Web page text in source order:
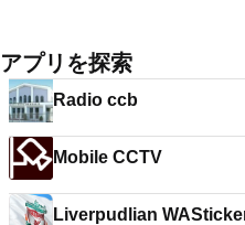
アプリを探索
Radio ccb
Mobile CCTV
Liverpudlian